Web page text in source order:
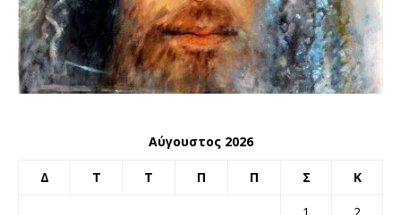
Αύγουστος 2026
Δ Τ Τ Π Π Σ Κ